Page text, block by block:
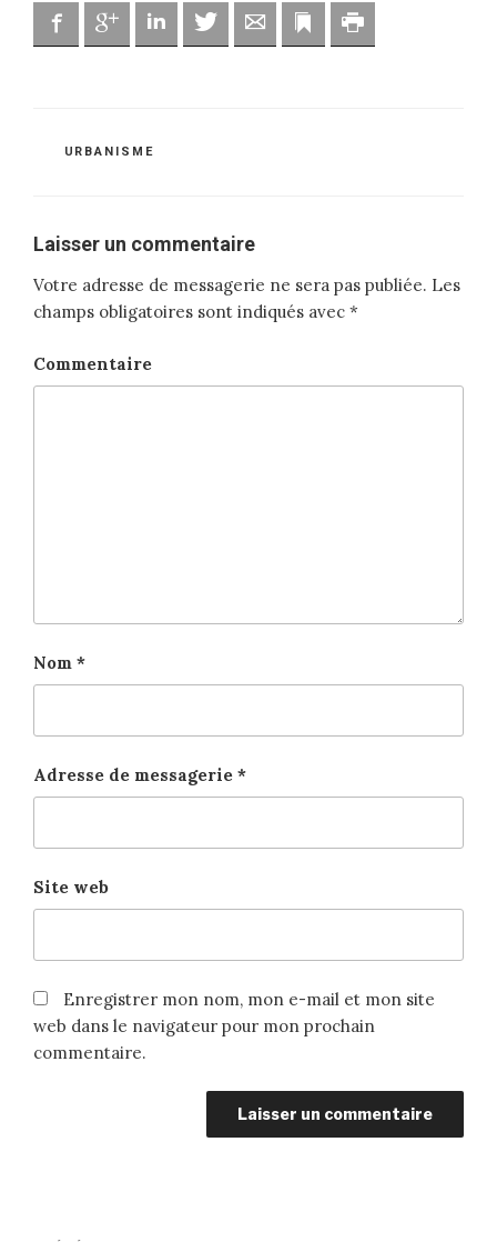
FacebookGoogle Linkedin Twitter Adresse mailMarque-page
CATÉGORIES
URBANISME
Laisser un commentaire
Votre adresse de messagerie ne sera pas publiée. Les
champs obligatoires sont indiqués avec *
Commentaire
Nom *
Adresse de messagerie *
Site web
Enregistrer mon nom, mon e-mail et mon site
web dans le navigateur pour mon prochain
commentaire.